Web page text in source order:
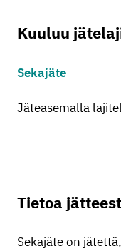
Kuuluu
Sekajäte
Jäteasemalla
Tietoa
Sekajäte on